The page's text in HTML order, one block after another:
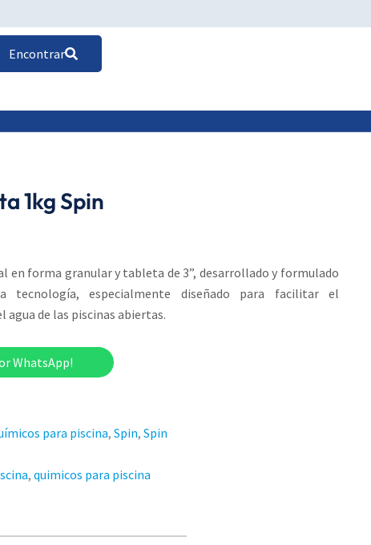
Encontrar
1kg Spin
en forma granular y tableta de 3”, desarrollado y formulado
tecnología, especialmente diseñado para facilitar el
de las piscinas abiertas.
WhatsApp!
para piscina, Spin, Spin
, quimicos para piscina